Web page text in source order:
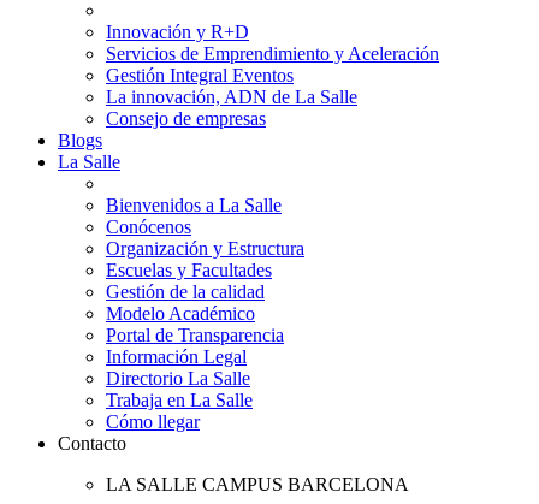
Innovación y R+D
Servicios de Emprendimiento y Aceleración
Gestión Integral Eventos
La innovación, ADN de La Salle
Consejo de empresas
Blogs
La Salle
Bienvenidos a La Salle
Conócenos
Organización y Estructura
Escuelas y Facultades
Gestión de la calidad
Modelo Académico
Portal de Transparencia
Información Legal
Directorio La Salle
Trabaja en La Salle
Cómo llegar
Contacto
LA SALLE CAMPUS BARCELONA